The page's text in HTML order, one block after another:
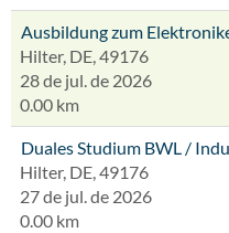
Ausbildung zum
Hilter, DE, 49176
28 de jul. de 2026
0.00 km
Duales Studium BWL /
Hilter, DE, 49176
27 de jul. de 2026
0.00 km